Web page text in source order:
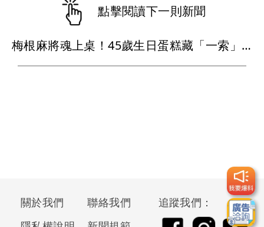
點擊閱讀下一則新聞
梅根麻將魂上桌！45歲生日蛋糕藏「一索」巧思
關於我們
聯絡我們
追蹤我們：